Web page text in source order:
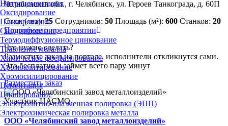
Нитроцементация
Оксидирование
Плакирование
Силицирование
Термодиффузионное цинкование
Травление металла
Химическое фосфатирование
Хромоалитирование
Хромосилицирование
Цементация
Цианирование
Электролитно-плазменная полировка (ЭПП)
Электрохимическая полировка металла
Челябинская обл., г. Челябинск, ул. Героев Танкограда, д. 60П
Стаж (лет):25 Сотрудников: 50 Площадь (м²): 600 Станков: 20
Подробнее о предприятии
Что нужно сделать?
Разместите заказ на портале, исполнители откликнутся сами.
Это бесплатно и займет всего пару минут
Разместить заказ
Участник НАСМО
ООО «Челябинский завод металлоизделий»